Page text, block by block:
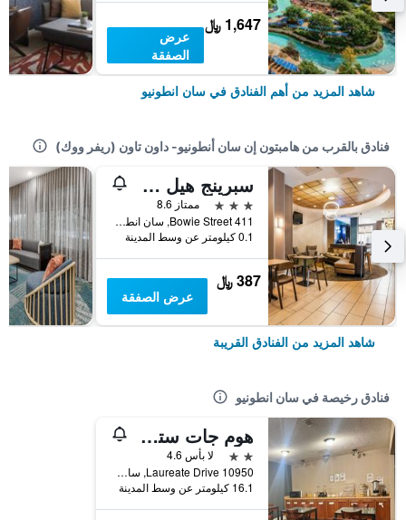
1,647 ﷼
عرض
الصفقة
شاهد المزيد من أهم الفنادق في سان انطونيو
فنادق بالقرب من هامبتون إن سان أنطونيو- داون تاون (ريفر ووك)
سبرينج هيل سويت باي ماريوت سان أنتونيو آلامو بلازا/ كونفينشن سنتر
3 نجوم
ممتاز 8.6
411 Bowie Street, سان انطونيو, TX, الولايات المتحدة الأميريكية
0.1 كيلومتر عن وسط المدينة
387 ﷼
عرض الصفقة
شاهد المزيد من الفنادق القريبة
فنادق رخيصة في سان انطونيو
هوم جات ستوديوز آند سويتس سان أنتونيو ميديكال سنتر
2 نجمتين
لا بأس 4.6
10950 Laureate Drive, سان انطونيو, TX, الولايات المتحدة الأميريكية
16.1 كيلومتر عن وسط المدينة